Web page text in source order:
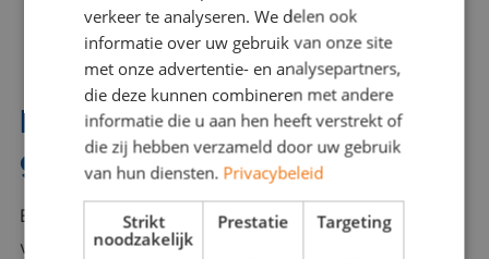
Interesse? Benno helpt je
graag verder!
Bel of mail Benno met al jouw vragen. Benno staat
voor je klaar en helpt je graag!
verkeer te analyseren. We delen ook
informatie over uw gebruik van onze site
met onze advertentie- en analysepartners,
die deze kunnen combineren met andere
informatie die u aan hen heeft verstrekt of
die zij hebben verzameld door uw gebruik
van hun diensten. Privacybeleid
Strikt
noodzakelijk
Prestatie Targeting